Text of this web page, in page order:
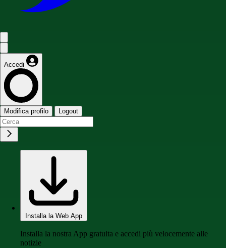
Accedi
Modifica profilo Logout
Installa la Web App
Installa la nostra App gratuita e accedi più velocemente alle
notizie